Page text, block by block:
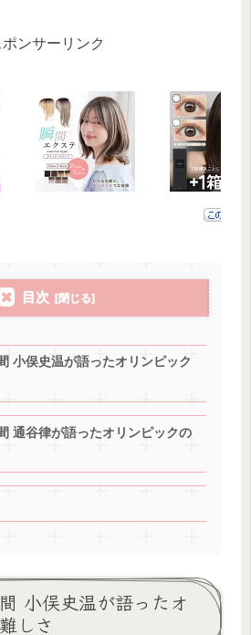
ポンサーリンク
目次
小俣史温が語ったオリンピック
通谷律が語ったオリンピックの
小俣史温が語ったオ
しさ